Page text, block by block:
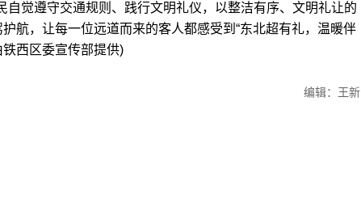
自觉遵守交通规则、践行文明礼仪，以整洁有序、文明礼让的
护航，让每一位远道而来的客人都感受到“东北超有礼，温暖伴
西区委宣传部提供)
编辑：王新